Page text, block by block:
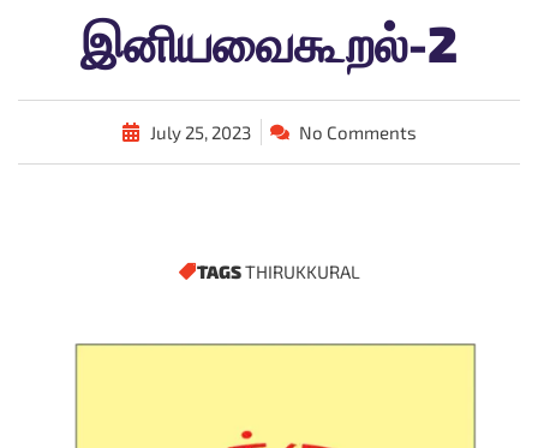
இனியவைகூறல்-2
July 25, 2023 No Comments
TAGSTHIRUKKURAL